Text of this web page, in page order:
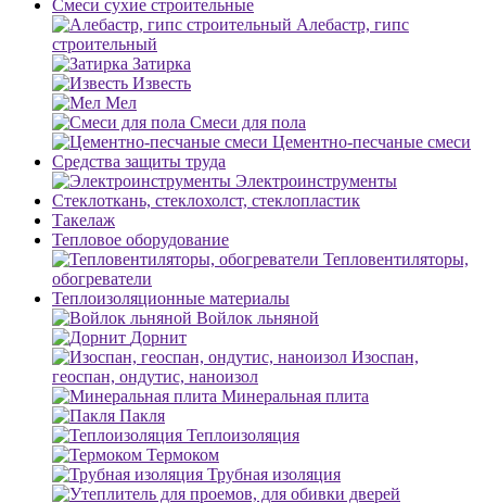
Смеси сухие строительные
Алебастр, гипс
строительный
Затирка
Известь
Мел
Смеси для пола
Цементно-песчаные смеси
Средства защиты труда
Электроинструменты
Стеклоткань, стеклохолст, стеклопластик
Такелаж
Тепловое оборудование
Тепловентиляторы,
обогреватели
Теплоизоляционные материалы
Войлок льняной
Дорнит
Изоспан,
геоспан, ондутис, наноизол
Минеральная плита
Пакля
Теплоизоляция
Термоком
Трубная изоляция